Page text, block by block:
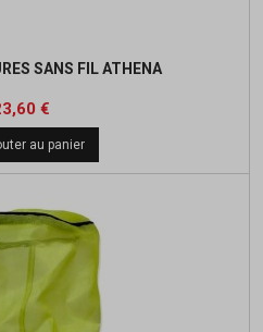
SANS FIL ATHENA
€
base
au panier